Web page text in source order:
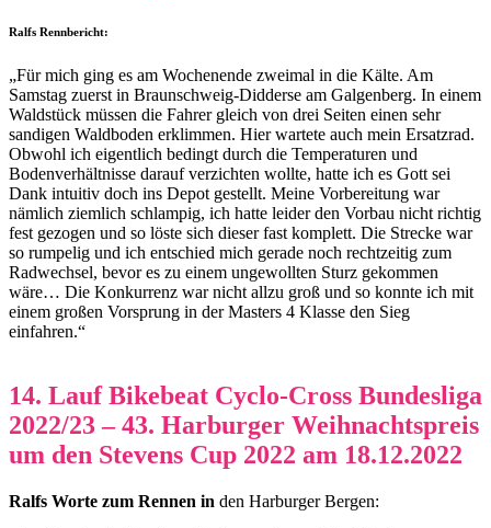
Ralfs Rennbericht:
„Für mich ging es am Wochenende zweimal in die Kälte. Am
Samstag zuerst in Braunschweig-Didderse am Galgenberg. In einem
Waldstück müssen die Fahrer gleich von drei Seiten einen sehr
sandigen Waldboden erklimmen. Hier wartete auch mein Ersatzrad.
Obwohl ich eigentlich bedingt durch die Temperaturen und
Bodenverhältnisse darauf verzichten wollte, hatte ich es Gott sei
Dank intuitiv doch ins Depot gestellt. Meine Vorbereitung war
nämlich ziemlich schlampig, ich hatte leider den Vorbau nicht richtig
fest gezogen und so löste sich dieser fast komplett. Die Strecke war
so rumpelig und ich entschied mich gerade noch rechtzeitig zum
Radwechsel, bevor es zu einem ungewollten Sturz gekommen
wäre… Die Konkurrenz war nicht allzu groß und so konnte ich mit
einem großen Vorsprung in der Masters 4 Klasse den Sieg
einfahren.“
14. Lauf Bikebeat Cyclo-Cross Bundesliga
2022/23 – 43. Harburger Weihnachtspreis
um den Stevens Cup 2022 am 18.12.2022
Ralfs Worte zum Rennen in den Harburger Bergen: